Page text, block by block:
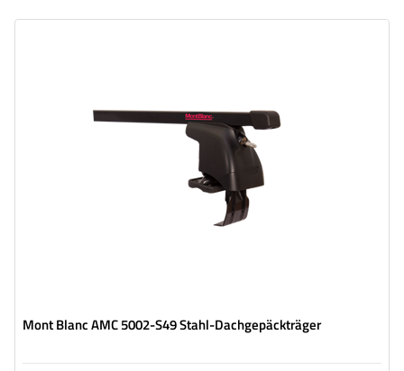
Mont Blanc AMC 5002-S49 Stahl-Dachgepäckträger